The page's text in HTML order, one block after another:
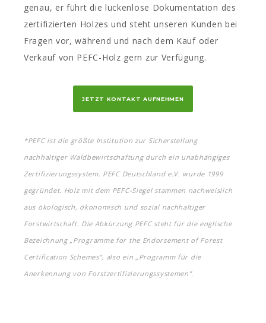
genau, er führt die lückenlose Dokumentation des
zertifizierten Holzes und steht unseren Kunden bei
Fragen vor, während und nach dem Kauf oder
Verkauf von PEFC-Holz gern zur Verfügung.
JETZT KONTAKT AUFNEHMEN
*PEFC ist die größte Institution zur Sicherstellung
nachhaltiger Waldbewirtschaftung durch ein unabhängiges
Zertifizierungssystem. PEFC Deutschland e.V. wurde 1999
gegründet. Holz mit dem PEFC-Siegel stammen nachweislich
aus ökologisch, ökonomisch und sozial nachhaltiger
Forstwirtschaft. Die Abkürzung PEFC steht für die englische
Bezeichnung „Programme for the Endorsement of Forest
Certification Schemes“, also ein „Programm für die
Anerkennung von Forstzertifizierungssystemen”.